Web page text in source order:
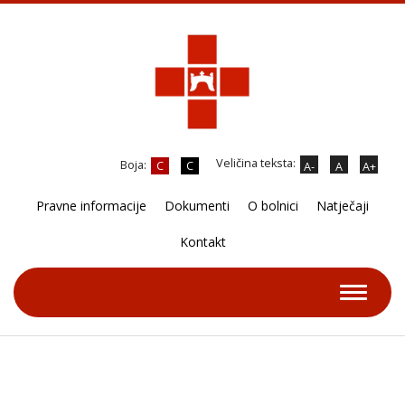
C C
Boja: A- A A+
Veličina teksta:
Pravne informacije Dokumenti O bolnici Natječaji
Kontakt